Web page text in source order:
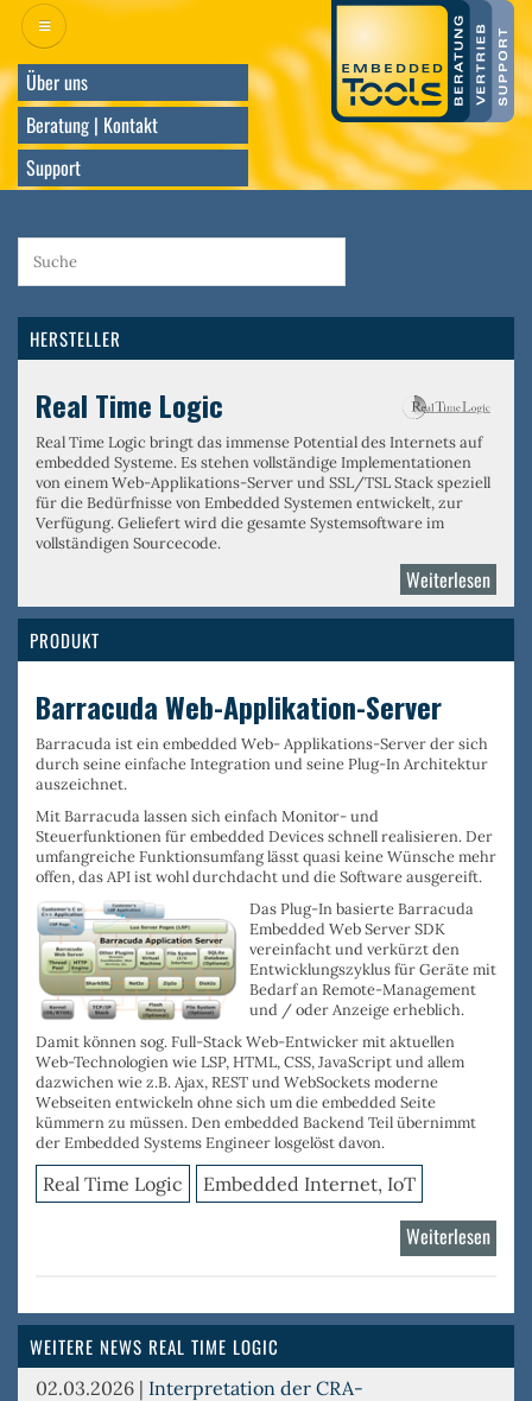
Direkt
zum
InhaltÜber uns
Beratung | Kontakt
Support
HERSTELLER
Real Time Logic
Real Time Logic bringt das immense Potential des Internets auf
embedded Systeme. Es stehen vollständige Implementationen
von einemWeb-Applikations-Serverund SSL/TSL Stackspeziell
für die Bedürfnisse von Embedded Systemen entwickelt, zur
Verfügung. Geliefert wird die gesamte Systemsoftware im
vollständigen Sourcecode.
Weiterlesen
Real
Logic
PRODUKT
Barracuda Web-Applikation-Server
Barracuda ist ein embedded Web- Applikations-Serverder sich
durch seineeinfache Integration und seinePlug-In Architektur
auszeichnet.
Mit Barracuda lassen sich einfach Monitor- und
Steuerfunktionen für embedded Devicesschnell realisieren. Der
umfangreiche Funktionsumfanglässt quasi keine Wünsche mehr
offen, das API ist wohl durchdachtund dieSoftware ausgereift.
Das Plug-In basierte Barracuda
Embedded Web Server SDK
vereinfacht und verkürzt den
Entwicklungszyklusfür Geräte mit
Bedarf an Remote-Management
und / oder Anzeigeerheblich.
Damit können sog. Full-Stack Web-Entwickermit aktuellen
Web-Technologien wieLSP, HTML, CSS, JavaScriptund allem
dazwichen wie z.B. Ajax, RESTund WebSocketsmoderne
Webseiten entwickeln ohne sich um die embedded Seite
kümmern zu müssen. Den embedded Backend Teil übernimmt
der Embedded Systems Engineer losgelöst davon.
Real Time Logic Embedded Internet, IoT
Weiterlesen
WEITERE NEWS REAL TIME LOGIC
02.03.2026 | Interpretation der CRA-